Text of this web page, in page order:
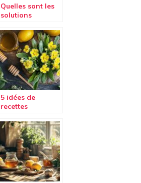
Quelles sont les
solutions
pour traiter les
problemes
ophtalmologique
s ?
5 idées de
recettes
la plante
bouillon blanc